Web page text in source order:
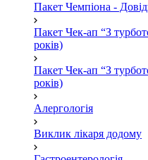
Пакет Чемпіона -
Пакет Чек-ап “З
років)
Пакет Чек-ап “З
років)
Алергологія
Виклик лікаря додому